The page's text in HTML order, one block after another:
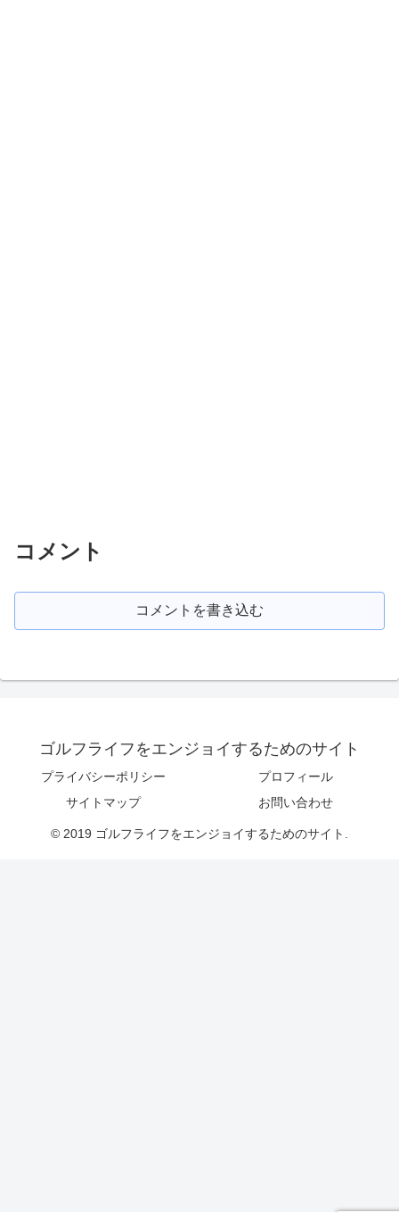
コメント
コメントを書き込む
ゴルフライフをエンジョイするためのサイト
プライバシーポリシー
プロフィール
サイトマップ
お問い合わせ
© 2019 ゴルフライフをエンジョイするためのサイト.